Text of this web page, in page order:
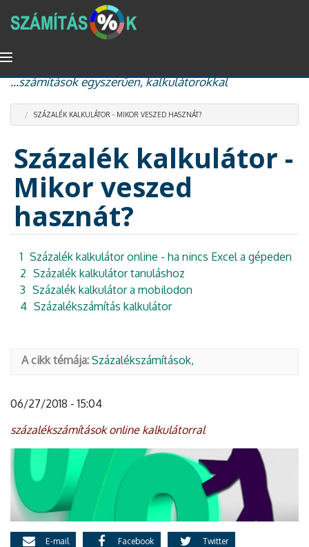
Ugrás
tartalomra
átkapcsolása
százalékszámítás, kamat és kamatos kamat, nyugdíj
...számítások egyszerűen, kalkulátorokkal
SZÁZALÉK KALKULÁTOR - MIKOR VESZED HASZNÁT?
Százalék kalkulátor -
Mikor veszed
hasznát?
1 Százalék kalkulátor online - ha nincs Excel a gépeden
2 Százalék kalkulátor tanuláshoz
3 Százalék kalkulátor a mobilodon
4 Százalékszámítás kalkulátor
A cikk témája: Százalékszámítások
06/27/2018 - 15:04
százalékszámítások online kalkulátorral
E-mail Facebook Twitter